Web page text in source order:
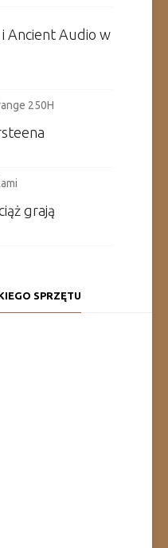
Ancient Audio w
grają
SPRZĘTU